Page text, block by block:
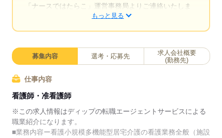
「ナースではたらこ」運営事務局よりご連絡いたしま
求職中の看護師さんの転職を専任の
キャリアアドバイザーが入職まで無料でサポートいた
日本最大級の求人情報の中からぴったりな求人をご紹
介。
履歴書作成のアドバイスや面接日の調整だけでなく、
お給料、お休み、入職時期の交渉もサポートします。
もっと見る
募集内容 選考・応募先
求人会社概要
(勤務先)
仕事内容
看護師・准看護師
※この求人情報はディップの転職エージェントサービスによる
職業紹介になります。
■業務内容ー看護小規模多機能型居宅介護の看護業務全般（施設